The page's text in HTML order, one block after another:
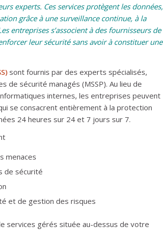
experts. Ces services protègent les données,
grâce à une surveillance continue, à la
entreprises s’associent à des fournisseurs de
leur sécurité sans avoir à constituer une
sont fournis par des experts spécialisés,
de sécurité managés (MSSP). Au lieu de
internes, les entreprises peuvent
se consacrent entièrement à la protection
24 heures sur 24 et 7 jours sur 7.
menaces
de sécurité
et de gestion des risques
services gérés située au-dessus de votre